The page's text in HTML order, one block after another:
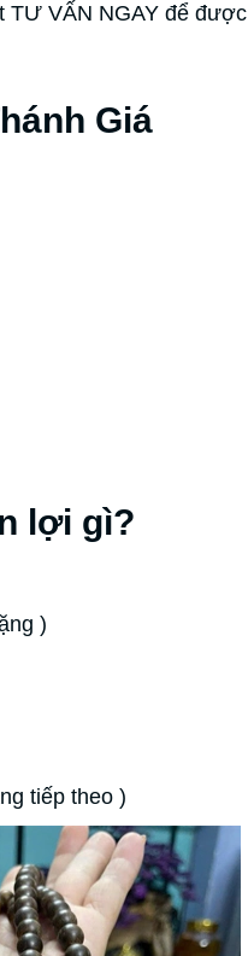
TƯ VẤN NGAY để
Giá
lợi gì?
)
tiếp theo )